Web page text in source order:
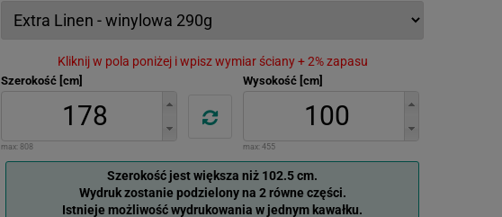
Kliknij w pola poniżej i wpisz wymiar ściany + 2% zapasu
Szerokość [cm]
max: 808
Wysokość [cm]
max: 455
Szerokość jest większa niż 102.5 cm.
Wydruk zostanie podzielony na 2 równe części.
Istnieje możliwość wydrukowania w jednym kawałku.